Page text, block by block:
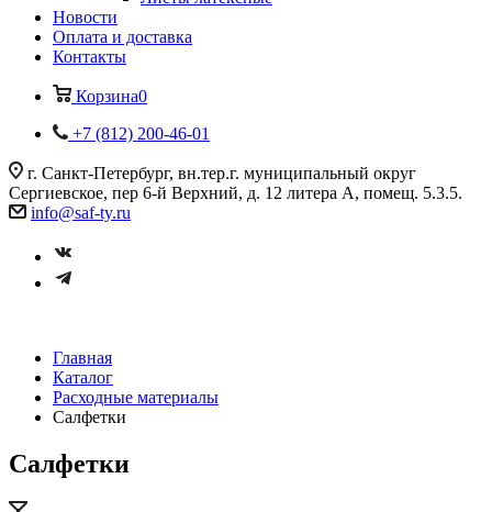
Новости
Оплата и доставка
Контакты
Корзина0
+7 (812) 200-46-01
г. Санкт-Петербург, вн.тер.г. муниципальный округ
Сергиевское, пер 6-й Верхний, д. 12 литера А, помещ. 5.3.5.
info@saf-ty.ru
Главная
Каталог
Расходные материалы
Салфетки
Салфетки